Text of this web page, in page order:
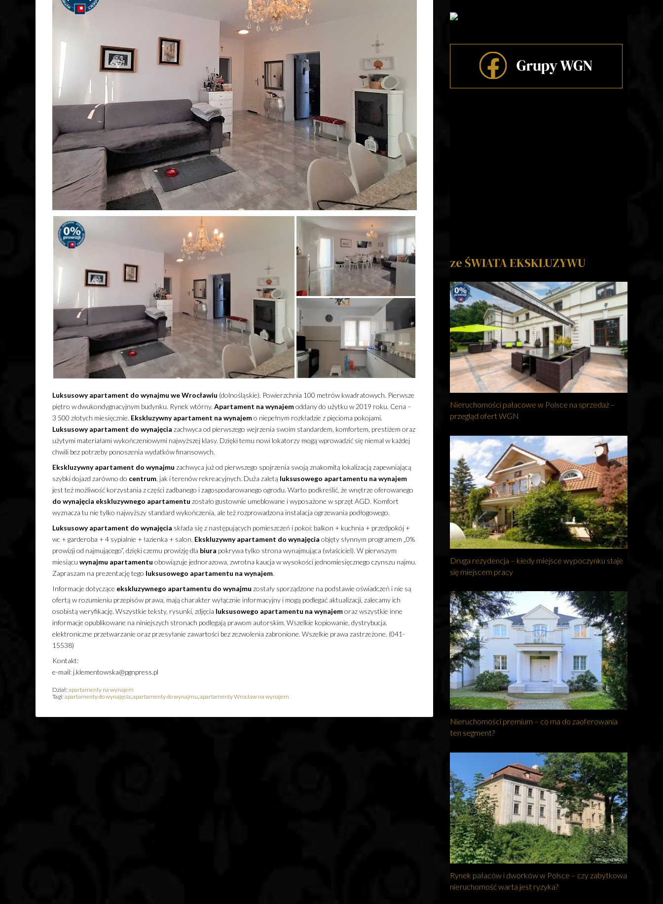
Luksusowy apartament do wynajmu we Wrocławiu (dolnośląskie). Powierzchnia 100 metrów kwadratowych. Pierwsze
piętro w dwukondygnacyjnym budynku. Rynek wtórny. Apartament na wynajemoddany do użytku w 2019 roku. Cena –
3 500 złotych miesięcznie. Ekskluzywny apartament na wynajemo niepełnym rozkładzie z pięcioma pokojami.
Luksusowy apartament do wynajęcia zachwyca od pierwszego wejrzenia swoim standardem, komfortem, prestiżem oraz
użytymi materiałami wykończeniowymi najwyższej klasy. Dzięki temu nowi lokatorzy mogą wprowadzić się niemal w każdej
chwili bez potrzeby ponoszenia wydatków finansowych.
Ekskluzywny apartament do wynajmu zachwyca już od pierwszego spojrzenia swoją znakomitą lokalizacją zapewniającą
szybki dojazd zarówno do centrum, jak i terenów rekreacyjnych. Duża zaletą luksusowego apartamentu na wynajem
jest też możliwość korzystania z części zadbanego i zagospodarowanego ogrodu. Warto podkreślić, że wnętrze oferowanego
do wynajęcia ekskluzywnego apartamentu zostało gustownie umeblowane i wyposażone w sprzęt AGD. Komfort
wyznacza tu nie tylko najwyższy standard wykończenia, ale też rozprowadzona instalacja ogrzewania podłogowego.
Luksusowy apartament do wynajęcia składa się z następujących pomieszczeń i pokoi: balkon + kuchnia + przedpokój +
wc + garderoba + 4 sypialnie + łazienka + salon. Ekskluzywny apartament do wynajęcia objęty słynnym programem „0%
prowizji od najmującego”, dzięki czemu prowizję dla biura pokrywa tylko strona wynajmująca (właściciel). W pierwszym
miesiącu wynajmu apartamentu obowiązuje jednorazowa, zwrotna kaucja w wysokości jednomiesięcznego czynszu najmu.
Zapraszam na prezentację tego luksusowego apartamentu na wynajem.
Informacje dotyczące ekskluzywnego apartamentu do wynajmu zostały sporządzone na podstawie oświadczeń i nie są
ofertą w rozumieniu przepisów prawa, mają charakter wyłącznie informacyjny i mogą podlegać aktualizacji, zalecamy ich
osobistą weryfikację. Wszystkie teksty, rysunki, zdjęcia luksusowego apartamentu na wynajemoraz wszystkie inne
informacje opublikowane na niniejszych stronach podlegają prawom autorskim. Wszelkie kopiowanie, dystrybucja,
elektroniczne przetwarzanie oraz przesyłanie zawartości bez zezwolenia zabronione. Wszelkie prawa zastrzeżone. (041-
15538)
Kontakt:
e-mail: j.klementowska@pgnpress.pl
Dział: apartamenty na wynajem
Tagi: apartamenty do wynajęcia,apartamenty do wynajmu,apartamenty Wrocław na wynajem
ze ŚWIATA EKSKLUZYWU
Nieruchomości pałacowe w Polsce na sprzedaż –
przegląd ofert WGN
Druga rezydencja – kiedy miejsce wypoczynku staje
się miejscem pracy
Nieruchomości premium – co ma do zaoferowania
ten segment?
Rynek pałaców i dworków w Polsce – czy zabytkowa
nieruchomość warta jest ryzyka?